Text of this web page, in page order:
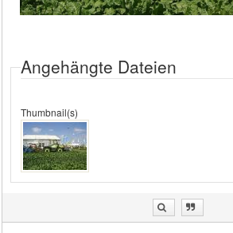
Angehängte Dateien
Thumbnail(s)